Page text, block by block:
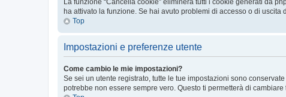
La funzione “Cancella cookie” eliminerà tutti i cookie generati da
ha attivato la funzione. Se hai avuto problemi di accesso o di
Top
Impostazioni e preferenze utente
Come cambio le mie impostazioni?
Se sei un utente registrato, tutte le tue impostazioni sono
potrebbe non essere sempre vero. Questo ti permetterà di